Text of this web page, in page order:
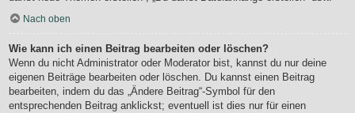
Nach oben
Wie kann ich einen Beitrag bearbeiten oder löschen?
Wenn du nicht Administrator oder Moderator bist, kannst du nur deine
eigenen Beiträge bearbeiten oder löschen. Du kannst einen Beitrag
bearbeiten, indem du das „Ändere Beitrag“-Symbol für den
entsprechenden Beitrag anklickst; eventuell ist dies nur für einen